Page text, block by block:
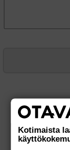
Kotimaista